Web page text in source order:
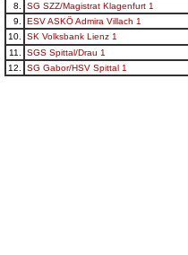
8.
SG SZZ/Magistrat Klagenfurt 1
9.
ESV ASKÖ Admira Villach 1
10.
SK Volksbank Lienz 1
11.
SGS Spittal/Drau 1
12.
SG Gabor/HSV Spittal 1